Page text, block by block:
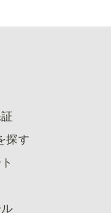
探す